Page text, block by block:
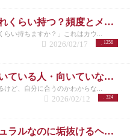
白髪ハイライトはどれくらい持つ？頻度とメンテナンスの目安を解説
らい持ちますか？」これはカウ...
1256
2026/02/17
白髪ハイライトが向いている人・向いていない人｜後悔しない選び方 洗足
けど、自分に合うのかわからな...
324
2026/02/12
春服に似合う♡ナチュラルなのに垢抜けるヘアカラー特集